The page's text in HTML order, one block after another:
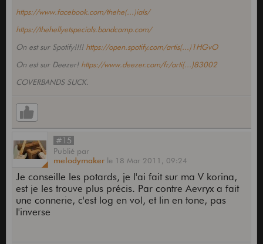
https://www.facebook.com/thehe(...)ials/
https://thehellyetspecials.bandcamp.com/
On est sur Spotify!!!! https://open.spotify.com/artis(...)1HGvO
On est sur Deezer! https://www.deezer.com/fr/arti(...)83002
COVERBANDS SUCK.
#15
Publié par
melodymaker le 18 Mar 2011, 09:24
Je conseille les potards, je l'ai fait sur ma V korina,
est je les trouve plus précis. Par contre Aevryx a fait
une connerie, c'est log en vol, et lin en tone, pas
l'inverse